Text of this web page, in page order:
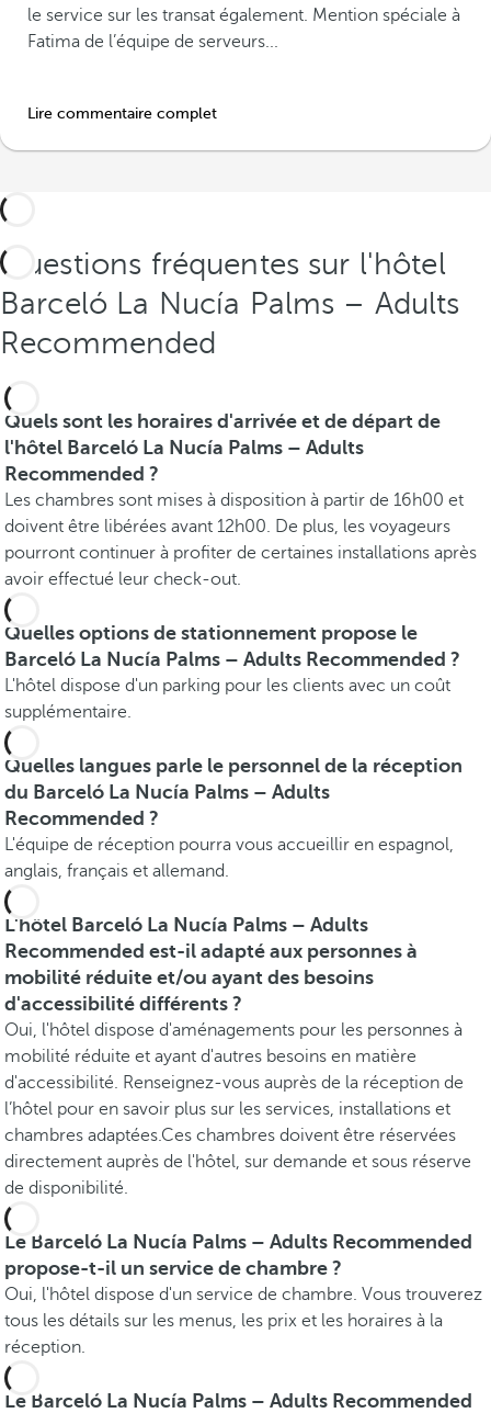
le service sur les transat également. Mention spéciale à
Fatima de l’équipe de serveurs...
Lire commentaire complet
Questions fréquentes sur l'hôtel
Barceló La Nucía Palms – Adults
Recommended
Quels sont les horaires d'arrivée et de départ de
l'hôtel Barceló La Nucía Palms – Adults
Recommended ?
Les chambres sont mises à disposition à partir de 16h00 et
doivent être libérées avant 12h00. De plus, les voyageurs
pourront continuer à profiter de certaines installations après
avoir effectué leur check-out.
Quelles options de stationnement propose le
Barceló La Nucía Palms – Adults Recommended ?
L'hôtel dispose d'un parking pour les clients avec un coût
supplémentaire.
Quelles langues parle le personnel de la réception
du Barceló La Nucía Palms – Adults
Recommended ?
L'équipe de réception pourra vous accueillir en espagnol,
anglais, français et allemand.
L'hôtel Barceló La Nucía Palms – Adults
Recommended est-il adapté aux personnes à
mobilité réduite et/ou ayant des besoins
d'accessibilité différents ?
Oui, l'hôtel dispose d'aménagements pour les personnes à
mobilité réduite et ayant d'autres besoins en matière
d'accessibilité. Renseignez-vous auprès de la réception de
l’hôtel pour en savoir plus sur les services, installations et
chambres adaptées.Ces chambres doivent être réservées
directement auprès de l'hôtel, sur demande et sous réserve
de disponibilité.
Le Barceló La Nucía Palms – Adults Recommended
propose-t-il un service de chambre ?
Oui, l'hôtel dispose d'un service de chambre. Vous trouverez
tous les détails sur les menus, les prix et les horaires à la
réception.
Le Barceló La Nucía Palms – Adults Recommended